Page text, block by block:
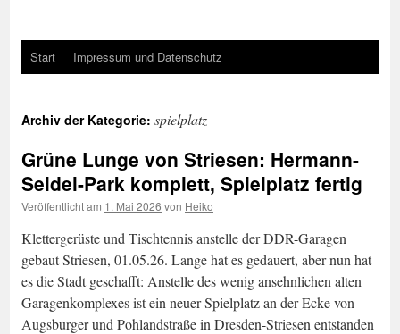
Start Impressum und Datenschutz
Archiv der Kategorie: spielplatz
Grüne Lunge von Striesen: Hermann-
Seidel-Park komplett, Spielplatz fertig
Veröffentlicht am 1. Mai 2026 von Heiko
Klettergerüste und Tischtennis anstelle der DDR-Garagen
gebaut Striesen, 01.05.26. Lange hat es gedauert, aber nun hat
es die Stadt geschafft: Anstelle des wenig ansehnlichen alten
Garagenkomplexes ist ein neuer Spielplatz an der Ecke von
Augsburger und Pohlandstraße in Dresden-Striesen entstanden